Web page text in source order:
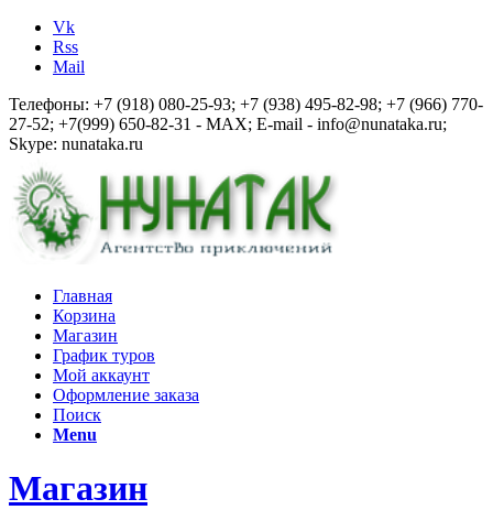
Vk
Rss
Mail
Телефоны: +7 (918) 080-25-93; +7 (938) 495-82-98; +7 (966) 770-
27-52; +7(999) 650-82-31 - MAX; E-mail - info@nunataka.ru;
Skype: nunataka.ru
Главная
Корзина
Магазин
График туров
Мой аккаунт
Оформление заказа
Поиск
Menu
Магазин